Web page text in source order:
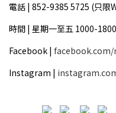
電話 | 852-9385 5725 (只限
時間 | 星期一至五 1000-
Facebook |
Instagram |